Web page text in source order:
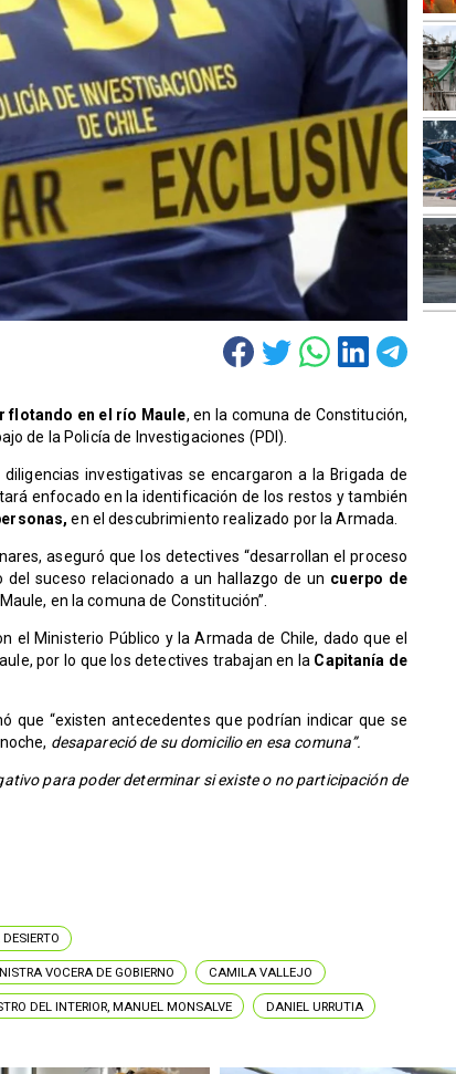
flotando en el río Maule, en la comuna de Constitución,
de la Policía de Investigaciones (PDI).
investigativas se encargaron a la Brigada de
enfocado en la identificación de los restos y también
en el descubrimiento realizado por la Armada.
aseguró que los detectives “desarrollan el proceso
suceso relacionado a un hallazgo de un cuerpo de
en la comuna de Constitución”.
Ministerio Público y la Armada de Chile, dado que el
por lo que los detectives trabajan en la Capitanía de
que “existen antecedentes que podrían indicar que se
desapareció de su domicilio en esa comuna”.
para poder determinar si existe o no participación de
VOCERA DE GOBIERNO CAMILA VALLEJO
DEL INTERIOR, MANUEL MONSALVE DANIEL URRUTIA